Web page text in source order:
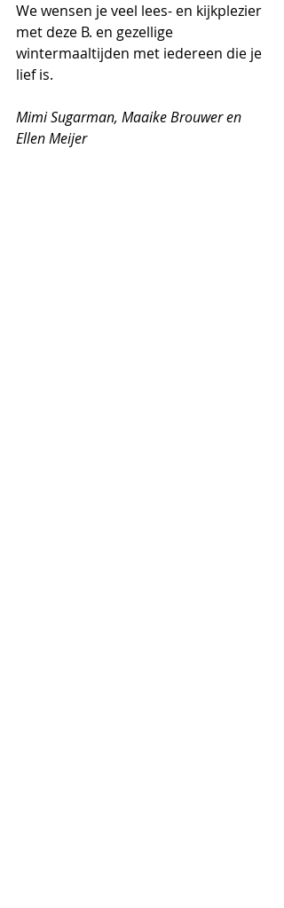
We wensen je veel lees- en kijkplezier
met deze B. en gezellige
wintermaaltijden met iedereen die je
lief is.
Mimi Sugarman, Maaike Brouwer en
Ellen Meijer